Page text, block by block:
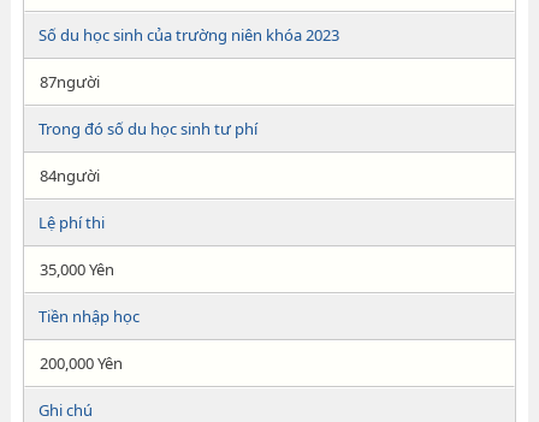
Số du học sinh của trường niên khóa 2023
87người
Trong đó số du học sinh tư phí
84người
Lệ phí thi
35,000 Yên
Tiền nhập học
200,000 Yên
Ghi chú